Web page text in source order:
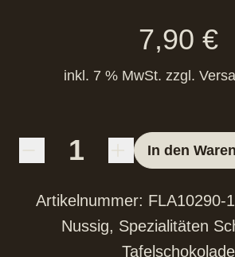
7,90 €
inkl. 7 % MwSt. zzgl.
In den
Artikelnummer: FLA10290-1
Nussig, Spezialitäten
Tafelschokolade